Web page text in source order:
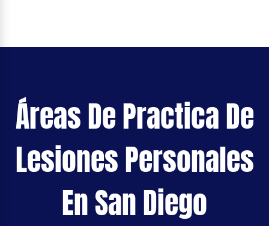
Áreas De Practica De
Lesiones Personales
En San Diego